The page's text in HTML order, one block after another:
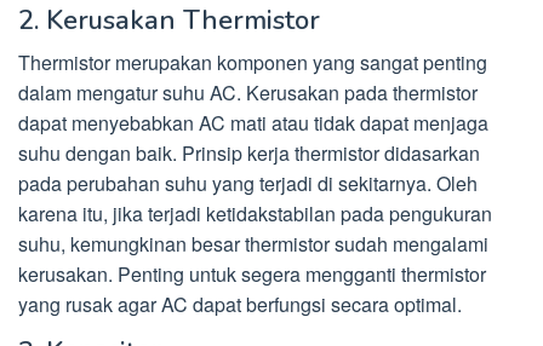
2. Kerusakan Thermistor
Thermistor merupakan komponen yang sangat penting
dalam mengatur suhu AC. Kerusakan pada thermistor
dapat menyebabkan AC mati atau tidak dapat menjaga
suhu dengan baik. Prinsip kerja thermistor didasarkan
pada perubahan suhu yang terjadi di sekitarnya. Oleh
karena itu, jika terjadi ketidakstabilan pada pengukuran
suhu, kemungkinan besar thermistor sudah mengalami
kerusakan. Penting untuk segera mengganti thermistor
yang rusak agar AC dapat berfungsi secara optimal.